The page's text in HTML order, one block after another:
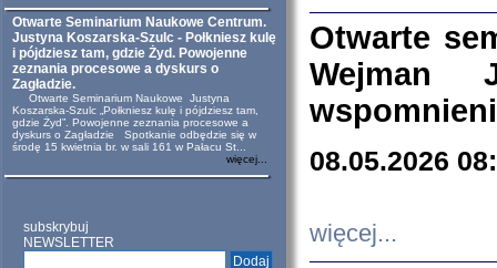
Otwarte Seminarium Naukowe Centrum.
Justyna Koszarska-Szulc - Połkniesz kulę
i pójdziesz tam, gdzie Żyd. Powojenne
zeznania procesowe a dyskurs o
Zagładzie.
Otwarte Seminarium Naukowe Justyna
Koszarska-Szulc „Połkniesz kulę i pójdziesz tam,
gdzie Żyd”. Powojenne zeznania procesowe a
dyskurs o Zagładzie Spotkanie odbędzie się w
środę 15 kwietnia br. w sali 161 w Pałacu St...
więcej...
subskrybuj
NEWSLETTER
Otwarte
Wejman
08.05.2026
więcej...